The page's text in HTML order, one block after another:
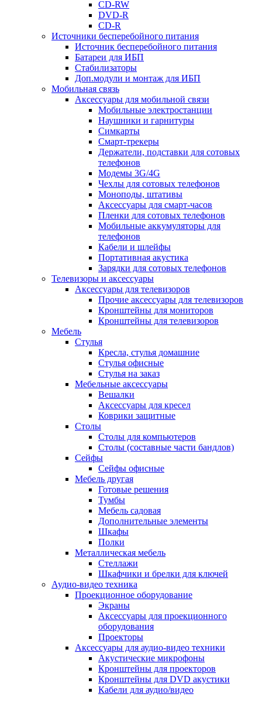
CD-RW
DVD-R
CD-R
Источники бесперебойного питания
Источник бесперебойного питания
Батареи для ИБП
Стабилизаторы
Доп.модули и монтаж для ИБП
Мобильная связь
Аксессуары для мобильной связи
Мобильные электростанции
Наушники и гарнитуры
Симкарты
Смарт-трекеры
Держатели, подставки для сотовых
телефонов
Модемы 3G/4G
Чехлы для сотовых телефонов
Моноподы, штативы
Аксессуары для смарт-часов
Пленки для сотовых телефонов
Мобильные аккумуляторы для
телефонов
Кабели и шлейфы
Портативная акустика
Зарядки для сотовых телефонов
Телевизоры и аксессуары
Аксессуары для телевизоров
Прочие аксессуары для телевизоров
Кронштейны для мониторов
Кронштейны для телевизоров
Мебель
Стулья
Кресла, стулья домашние
Стулья офисные
Стулья на заказ
Мебельные аксессуары
Вешалки
Аксессуары для кресел
Коврики защитные
Столы
Столы для компьютеров
Столы (составные части бандлов)
Сейфы
Сейфы офисные
Мебель другая
Готовые решения
Тумбы
Мебель садовая
Дополнительные элементы
Шкафы
Полки
Металлическая мебель
Стеллажи
Шкафчики и брелки для ключей
Аудио-видео техника
Проекционное оборудование
Экраны
Аксессуары для проекционного
оборудования
Проекторы
Аксессуары для аудио-видео техники
Акустические микрофоны
Кронштейны для проекторов
Кронштейны для DVD акустики
Кабели для аудио/видео